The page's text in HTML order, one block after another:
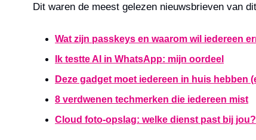
Dit waren de meest gelezen nieuwsbrieven van
Wat zijn passkeys en waarom wil iedereen
Ik testte AI in WhatsApp: mijn oordeel
Deze gadget moet iedereen in huis hebben
8 verdwenen techmerken die iedereen mist
Cloud foto-opslag: welke dienst past bij jou?